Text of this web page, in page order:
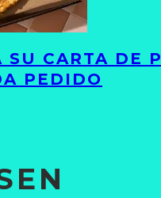
SU CARTA DE
PEDIDO